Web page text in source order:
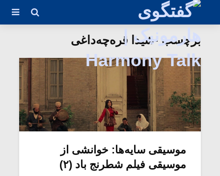
برچسب -شیدا قره‌چه‌داغی
موسیقی سایه‌ها: خوانشی از
موسیقی فیلم شطرنج باد (۲)